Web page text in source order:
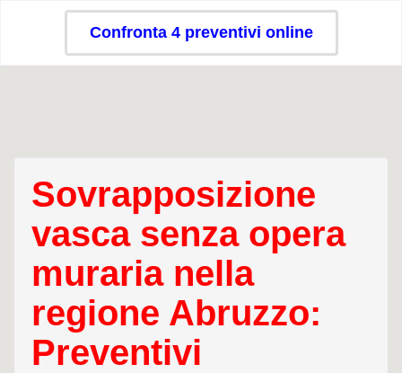
Confronta 4 preventivi online
Sovrapposizione
vasca senza opera
muraria nella
regione Abruzzo:
Preventivi